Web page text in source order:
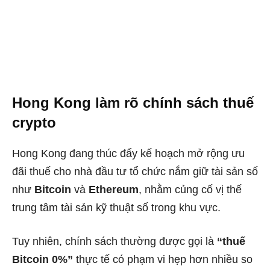
Hong Kong làm rõ chính sách thuế
crypto
Hong Kong đang thúc đẩy kế hoạch mở rộng ưu
đãi thuế cho nhà đầu tư tổ chức nắm giữ tài sản số
như Bitcoin và Ethereum, nhằm củng cố vị thế
trung tâm tài sản kỹ thuật số trong khu vực.
Tuy nhiên, chính sách thường được gọi là “thuế
Bitcoin 0%” thực tế có phạm vi hẹp hơn nhiều so